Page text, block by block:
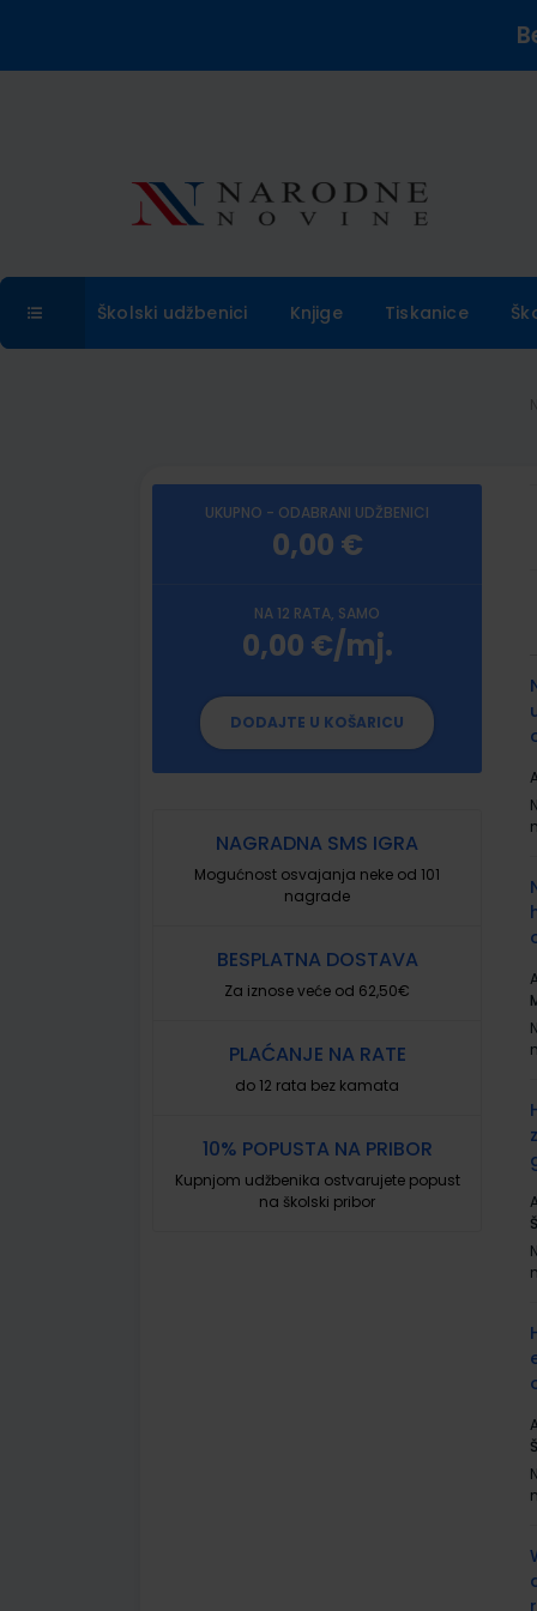
Školski udžbenici Knjige Tiskanice
UKUPNO - ODABRANI UDŽBENICI
0,00 €
NA 12 RATA, SAMO
0,00 €/mj.
DODAJTE U KOŠARICU
NAGRADNA SMS IGRA
Mogućnost osvajanja neke od 101
nagrade
BESPLATNA DOSTAVA
Za iznose veće od 62,50€
PLAĆANJE NA RATE
do 12 rata bez kamata
10% POPUSTA NA PRIBOR
Kupnjom udžbenika ostvarujete popust
na školski pribor